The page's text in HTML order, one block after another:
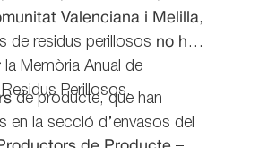
Valenciana i Melilla,
de residus perillosos no han
la Memòria Anual de
Perillosos.
de producte, que han
en la secció d’envasos del